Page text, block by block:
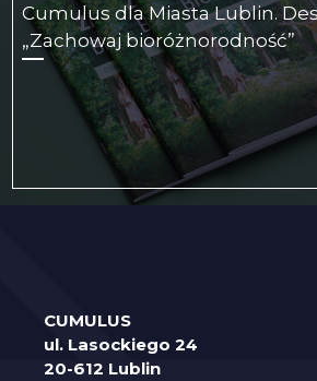
Cumulus dla Miasta Lublin.
„Zachowaj bioróżnorodność”
CUMULUS
ul. Lasockiego 24
20-612 Lublin